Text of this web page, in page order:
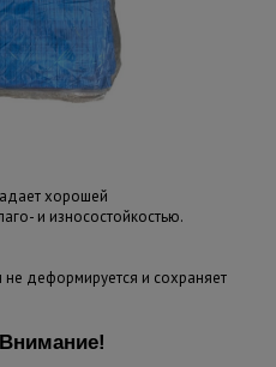
хорошей
и износостойкостью.
деформируется и сохраняет
Внимание!